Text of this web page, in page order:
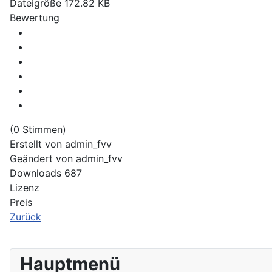
Dateigröße 172.82 KB
Bewertung
(0 Stimmen)
Erstellt von admin_fvv
Geändert von admin_fvv
Downloads 687
Lizenz
Preis
Zurück
Hauptmenü